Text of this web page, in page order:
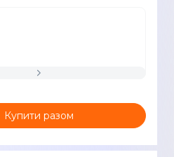
Купити разом